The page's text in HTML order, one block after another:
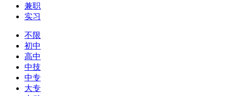
兼职
实习
不限
初中
高中
中技
中专
大专